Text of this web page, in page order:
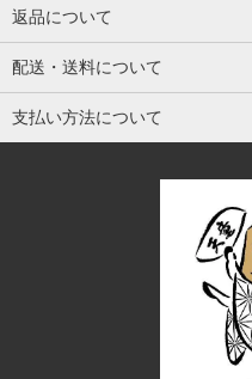
返品について
配送・送料について
支払い方法について